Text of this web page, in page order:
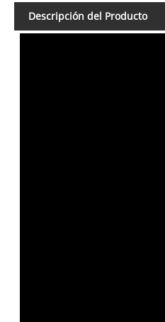
Descripción del Producto